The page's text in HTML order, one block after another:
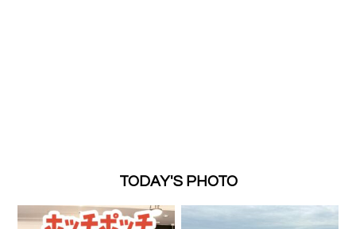
TODAY'S PHOTO